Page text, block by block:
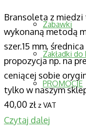
Zabawki
Zakładki do
PROMOCJE
Bransoleta z
wykonaną metodą
szer.15 mm,
propozycja np. na
ceniącej sobie
tylko w naszym
40,00 zł z VAT
Czytaj dalej